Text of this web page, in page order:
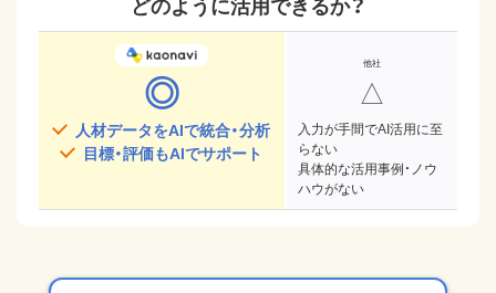
◎
人材データをAIで統合・分析
目標・評価もAIでサポート
△
入力が手間でAI活用に至
らない
具体的な活用事例・ノウ
ハウがない